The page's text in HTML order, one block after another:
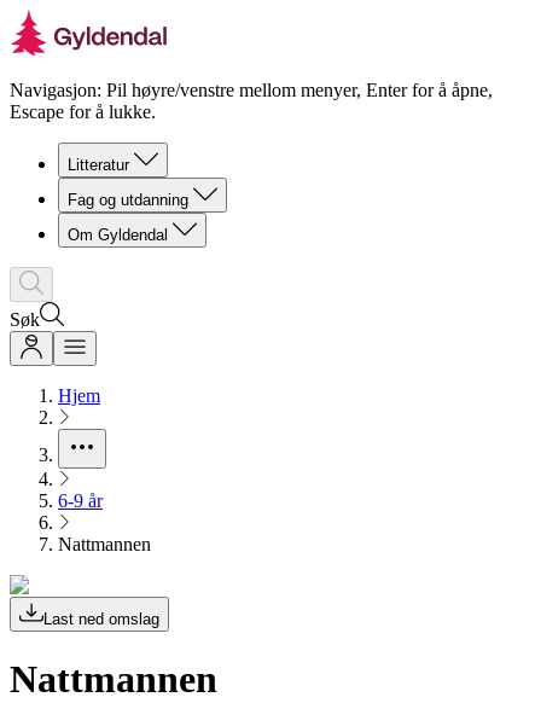
Navigasjon: Pil høyre/venstre mellom menyer, Enter for å åpne,
Escape for å lukke.
Litteratur
Fag og utdanning
Om Gyldendal
Søk
Hjem
6-9 år
Nattmannen
Last ned omslag
Nattmannen